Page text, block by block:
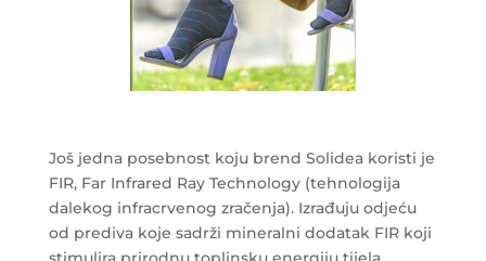
Još jedna posebnost koju brend Solidea koristi je
FIR, Far Infrared Ray Technology (tehnologija
dalekog infracrvenog zračenja). Izrađuju odjeću
od prediva koje sadrži mineralni dodatak FIR koji